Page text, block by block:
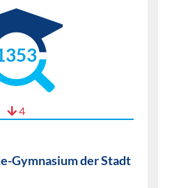
4
Gymnasium der Stadt